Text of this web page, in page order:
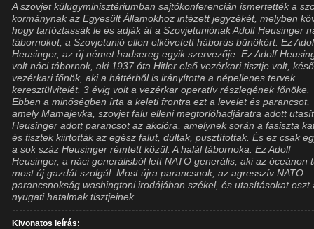
A szovjet külügyminisztériumban sajtókonferencián ismertették a
kormánynak az Egyesült Államokhoz intézett jegyzékét, melyben
hogy tartóztassák le és adják át a Szovjetuniónak Adolf Heusinger
tábornokot, a Szovjetunió ellen elkövetett háborús bűnökért. Ez
Heusinger, az új német hadsereg egyik szervezője. Ez Adolf
volt náci tábornok, aki 1937 óta Hitler első vezérkari tisztje volt,
vezérkari főnök, aki a háttérből is irányította a népellenes tervek
keresztülvitelét. 3 évig volt a vezérkar operatív részlegének főnöke.
Ebben a minőségben írta a keleti frontra ezt a levelet és parancsot,
amely Mamajevka, szovjet falu elleni megtorlóhadjáratra adott
Heusinger adott parancsot az akcióra, amelynek során a fasiszta
és tisztek kiirtották az egész falut, dúltak, pusztítottak. És ez csak
a sok száz Heusinger rémtett közül. A halál tábornoka. Ez Adolf
Heusinger, a náci generálisból lett NATO generális, aki az óceánon
most új gazdát szolgál. Most újra parancsnok, az agresszív NATO
parancsnokság washingtoni irodájában székel, és utasításokat oszt
nyugati hatalmak tisztjeinek.
Kivonatos leírás: